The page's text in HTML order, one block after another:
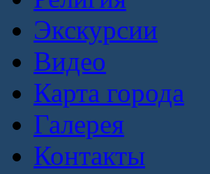
Экскурсии
Видео
Карта города
Галерея
Контакты